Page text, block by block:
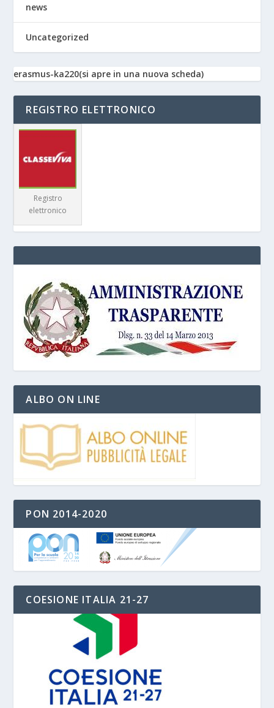
news
Uncategorized
erasmus-ka220(si apre in una nuova scheda)
REGISTRO ELETTRONICO
Registro
elettronico
ALBO ON LINE
PON 2014-2020
COESIONE ITALIA 21-27